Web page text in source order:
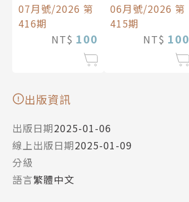
07月號/2026 第
416期
NT$ 100
06月號/2026 第
415期
NT$ 100
出版資訊
出版日期2025-01-06
線上出版日期2025-01-09
分級
語言繁體中文